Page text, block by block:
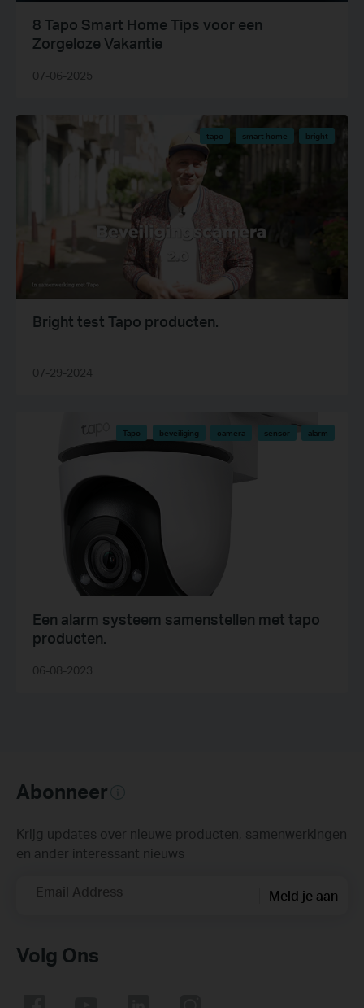
8 Tapo Smart Home Tips voor een
Zorgeloze Vakantie
07-06-2025
tapo smart home bright
Bright test Tapo producten.
07-29-2024
Tapo beveiliging camera sensor alarm
Een alarm systeem samenstellen met tapo
producten.
06-08-2023
Abonneer
Krijg updates over nieuwe producten, samenwerkingen
en ander interessant nieuws
Email Address Meld je aan
Volg Ons